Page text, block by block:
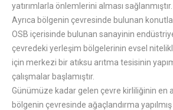
yatırımlarla önlemlerini alması sağlanmıştır.
Ayrıca bölgenin çevresinde bulunan
OSB içerisinde bulunan sanayinin
çevredeki yerleşim bölgelerinin evsel nitelikli
için merkezi bir atıksu arıtma tesisinin
çalışmalar başlamıştır.
Günümüze kadar gelen çevre kirliliğinin en
bölgenin çevresinde ağaçlandırma